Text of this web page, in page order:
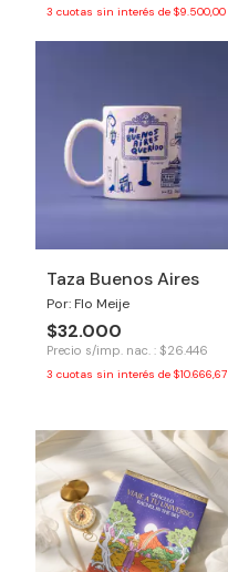
3 cuotas sin interés de $9.500,00
Taza Buenos Aires
Por: Flo Meije
$32.000
Precio s/imp. nac. : $26.446
3 cuotas sin interés de $10.666,67